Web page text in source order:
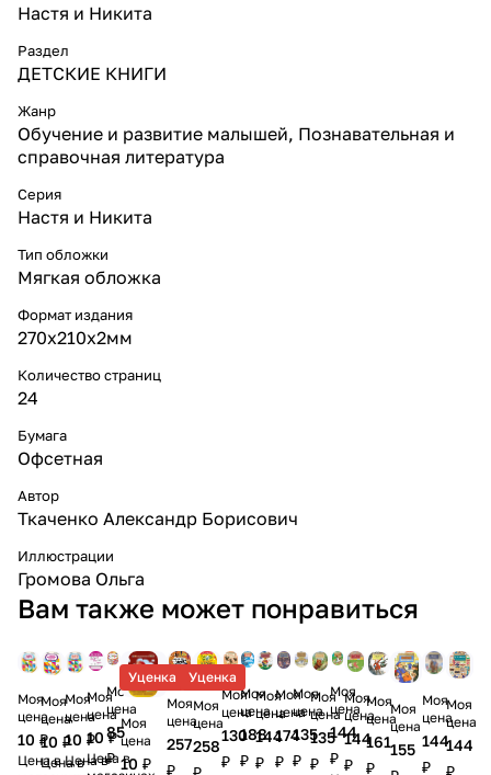
Настя и Никита
Раздел
ДЕТСКИЕ КНИГИ
Жанр
Обучение и развитие малышей, Познавательная и
справочная литература
Серия
Настя и Никита
Тип обложки
Мягкая обложка
Формат издания
270х210х2мм
Количество страниц
24
Бумага
Офсетная
Автор
Ткаченко Александр Борисович
Иллюстрации
Громова Ольга
Вам также может понравиться
Моя
цена
10 ₽
Цена в
Моя
цена
10 ₽
Цена в
Моя
цена
10 ₽
Цена в
Моя
цена
10 ₽
Цена в
Уценка
Моя
цена
85
₽
Моя
цена
10 ₽
Уценка
Моя
цена
257
₽
Моя
цена
258
Моя
цена
130
₽
Моя
цена
188
₽
Моя
цена
144
₽
Моя
цена
174
₽
Моя
цена
135
₽
Моя
цена
135
₽
Моя
цена
144
₽
Моя
цена
144
₽
Моя
цена
161
₽
Моя
цена
155
Моя
цена
144
₽
Моя
цена
144
₽